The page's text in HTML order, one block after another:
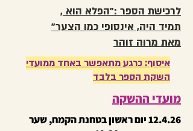
לרכישת הספר :"הפלא הוא ,
תמיד היה, אינסופי כמו הצער"
מאת מרוה זוהר
איסוף: כרגע מתאפשר באחד ממועדי
השקת הספר בלבד
מועדי ההשקה
12.4.26 יום ראשון בטחנת הקמח, שער